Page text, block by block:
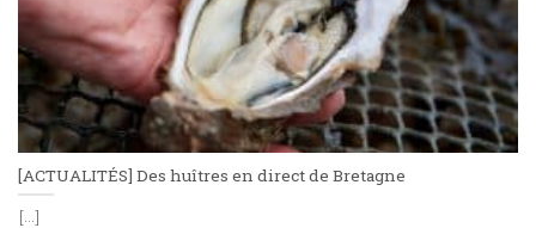
[ACTUALITÉS] Des huîtres en direct de Bretagne
[...]